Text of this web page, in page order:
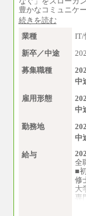
大
高
専
【
〔
月
※
※
み
〔
東
横
川
大
佐
沖
※
豊かなコミュニケ
続きを読む
業種
IT/
新卒／中途
募集職種
中
雇用形態
中
勤務地
中
給与
全
■
修
大
専